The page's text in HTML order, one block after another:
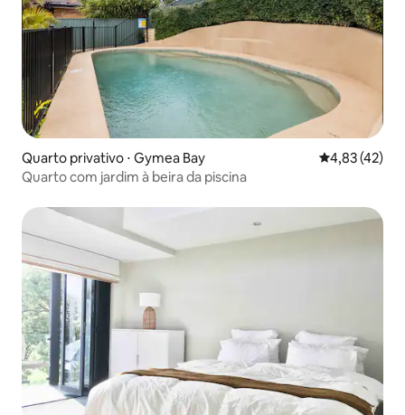
Quarto privativo ⋅ Gymea Bay 4,83 de uma
4,83 (42)
Quarto com jardim à beira da piscina